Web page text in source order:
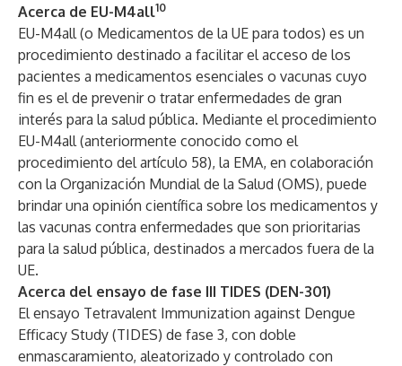
Acerca de EU-M4all10
EU-M4all (o Medicamentos de la UE para todos) es un
procedimiento destinado a facilitar el acceso de los
pacientes a medicamentos esenciales o vacunas cuyo
fin es el de prevenir o tratar enfermedades de gran
interés para la salud pública. Mediante el procedimiento
EU-M4all (anteriormente conocido como el
procedimiento del artículo 58), la EMA, en colaboración
con la Organización Mundial de la Salud (OMS), puede
brindar una opinión científica sobre los medicamentos y
las vacunas contra enfermedades que son prioritarias
para la salud pública, destinados a mercados fuera de la
UE.
Acerca del ensayo de fase III TIDES (DEN-301)
El ensayo Tetravalent Immunization against Dengue
Efficacy Study (TIDES) de fase 3, con doble
enmascaramiento, aleatorizado y controlado con